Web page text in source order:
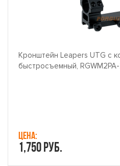
Кронштейн Leapers UTG с
быстросъемный,
Цена:
1,750 руб.